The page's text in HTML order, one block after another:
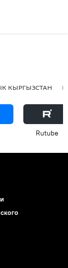
КЫРГЫЗСТАН
Rutube